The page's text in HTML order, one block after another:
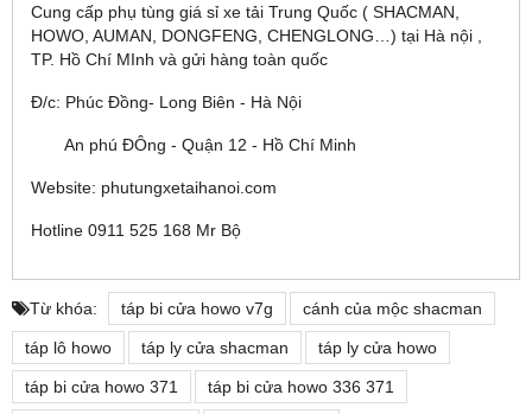
Cung cấp phụ tùng giá sỉ xe tải Trung Quốc ( SHACMAN,
HOWO, AUMAN, DONGFENG, CHENGLONG…) tại Hà nội ,
TP. Hồ Chí MInh và gửi hàng toàn quốc
Đ/c: Phúc Đồng- Long Biên - Hà Nội
An phú ĐÔng - Quận 12 - Hồ Chí Minh
Website: phutungxetaihanoi.com
Hotline 0911 525 168 Mr Bộ
Từ khóa: táp bi cửa howo v7g cánh của mộc shacman
táp lô howo táp ly cửa shacman táp ly cửa howo
táp bi cửa howo 371 táp bi cửa howo 336 371